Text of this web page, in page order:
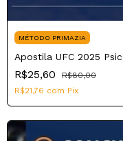
MÉTODO PRIMAZIA
Apostila UFC 2025
R$25,60
R$80,00
R$21,76 com Pix